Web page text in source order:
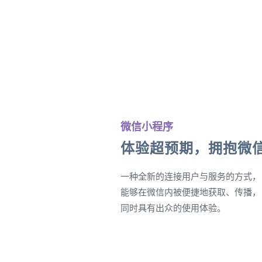
微信小程序
体验超预期，拥抱微
一种全新的连接用户与服务的方式，
能够在微信内被便捷地获取、传播，
同时具有出众的使用体验。